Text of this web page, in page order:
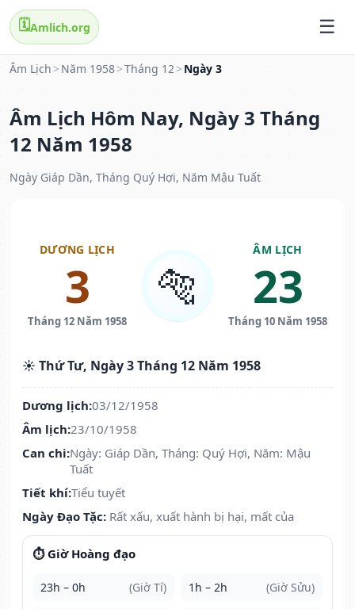
🗓️Amlich.org
Âm Lịch > Năm 1958>Tháng 12> Ngày 3
Âm Lịch Hôm Nay, Ngày 3 Tháng
12 Năm 1958
Ngày Giáp Dần, Tháng Quý Hợi, Năm Mậu Tuất
DƯƠNG LỊCH
3
Tháng 12 Năm 1958
🐅
ÂM LỊCH
23
Tháng 10 Năm 1958
☀️ Thứ Tư, Ngày 3 Tháng 12 Năm 1958
Dương lịch:03/12/1958
Âm lịch:23/10/1958
Can chi:Ngày: Giáp Dần, Tháng: Quý Hợi, Năm: Mậu
Tuất
Tiết khí:Tiểu tuyết
Ngày Đạo Tặc: Rất xấu, xuất hành bị hại, mất của
⏱️ Giờ Hoàng đạo
23h – 0h (Giờ Tí) 1h – 2h (Giờ Sửu)